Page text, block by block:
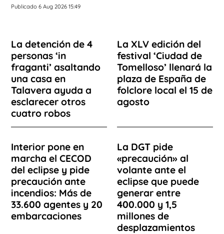
Publicado 6 Aug 2026 15:49
La detención de 4
personas ‘in
fraganti’ asaltando
una casa en
Talavera ayuda a
esclarecer otros
cuatro robos
La XLV edición del
festival ‘Ciudad de
Tomelloso’ llenará la
plaza de España de
folclore local el 15 de
agosto
Interior pone en
marcha el CECOD
del eclipse y pide
precaución ante
incendios: Más de
33.600 agentes y 20
embarcaciones
La DGT pide
«precaución» al
volante ante el
eclipse que puede
generar entre
400.000 y 1,5
millones de
desplazamientos